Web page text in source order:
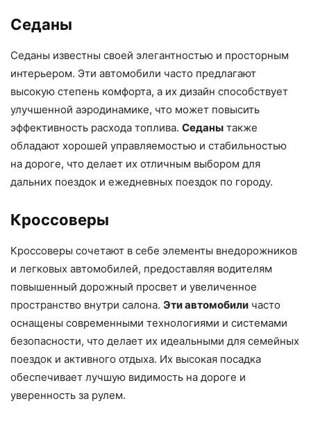
Седаны
Седаны известны своей элегантностью и просторным
интерьером. Эти автомобили часто предлагают
высокую степень комфорта, а их дизайн способствует
улучшенной аэродинамике, что может повысить
эффективность расхода топлива. Седаны также
обладают хорошей управляемостью и стабильностью
на дороге, что делает их отличным выбором для
дальних поездок и ежедневных поездок по городу.
Кроссоверы
Кроссоверы сочетают в себе элементы внедорожников
и легковых автомобилей, предоставляя водителям
повышенный дорожный просвет и увеличенное
пространство внутри салона. Эти автомобили часто
оснащены современными технологиями и системами
безопасности, что делает их идеальными для семейных
поездок и активного отдыха. Их высокая посадка
обеспечивает лучшую видимость на дороге и
уверенность за рулем.